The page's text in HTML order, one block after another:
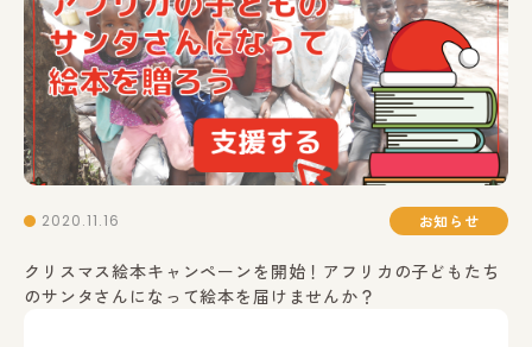
2020.11.16 お知らせ
クリスマス絵本キャンペーンを開始！アフリカの子どもたち
のサンタさんになって絵本を届けませんか？